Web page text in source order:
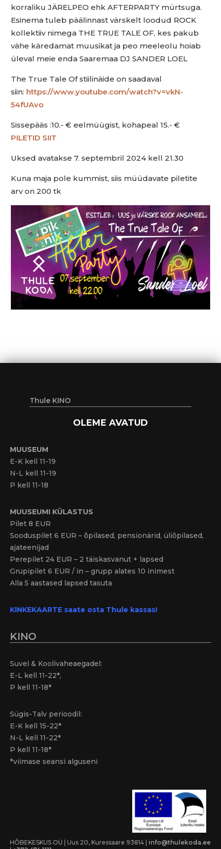
korraliku JÄRELPEO ehk AFTERPARTY mürtsuga.
Esinema tuleb päälinnast värskelt loodud ROCK
kollektiiv nimega THE TRUE TALE OF, kes pakub
vähe käredamat muusikat ja peo meeleolu hoiab
üleval meie enda Saaremaa DJ SANDER LOEL
The True Tale Of stiilinäide on saadaval
siin: https://www.youtube.com/watch?v=vkN-
54fUAvo
Sissepääs :10.- € eelmüügist, kohapeal 15.- €
PILETID SIIT
Uksed avatakse 7. septembril 2024 kell 21.30
Kuna maja pole kummist, siis müüdavate piletite
arv on 200 tk
Thule KINO
OLEME AVATUD
MUUSEUM
E-K kell 11-19
N-L kell 11-19
P kell 11-18
MUUSEUMI KÜLASTUS
Pilet 8 EUR
Sooduspilet 6 EUR – õpilased, pensionärid, üliõpilased,
ajateenijad
Perepilet 24 EUR – 2 täiskasvanut + lapsed
Grupipilet 6 EUR / in – grupp alates 10 inimest
Alla 5 aastased lapsed tasuta
KINKEKAARTE saate osta Thule kassas!
KINO
Suvel & Koolivaheaegadel:
E-L kell 11-22*,
P kell 11-18*
Sügis-Talv perioodil:
E-K kell 15-22*
N-L kell 11-22*
P kell 11-18*
*viimase seansi alguseni
HÕBEKESKUS OÜ | Uus 20, Kuressaare 93814 | info@thulekoda.ee